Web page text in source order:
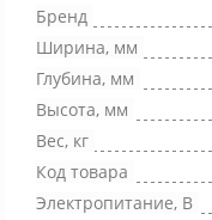
Бренд
Ширина, мм
Глубина, мм
Высота, мм
Вес, кг
Код товара
Электропитание, В